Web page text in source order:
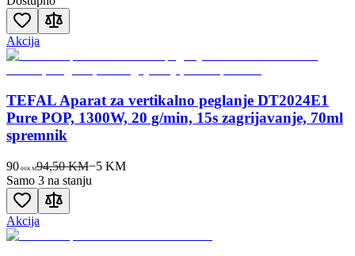
Akcija
TEFAL Aparat za vertikalno peglanje DT2024E1
Pure POP, 1300W, 20 g/min, 15s zagrijavanje, 70ml
spremnik
90 00KM94,50 KM−5KM
Samo 3 na stanju
Akcija